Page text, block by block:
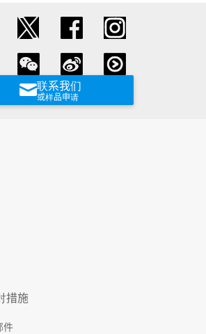
联系我们
或样品申请
措施
件